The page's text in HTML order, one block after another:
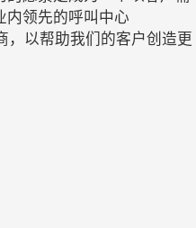
内领先的呼叫中心
，以帮助我们的客户创造更